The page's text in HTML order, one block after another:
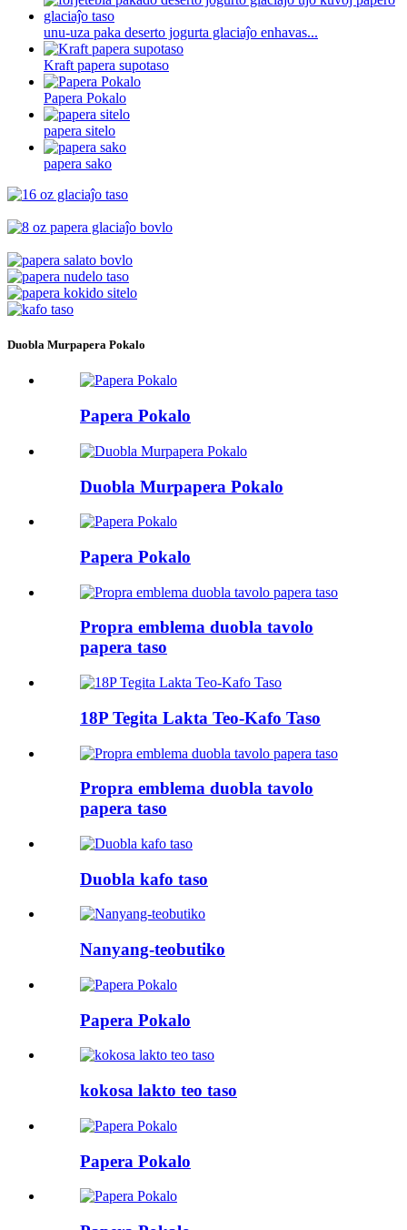
unu-uza paka deserto jogurta glaciaĵo enhavas...
Kraft papera supotaso
Papera Pokalo
papera sitelo
papera sako
Duobla Murpapera Pokalo
Papera Pokalo
Duobla Murpapera Pokalo
Papera Pokalo
Propra emblema duobla tavolo
papera taso
18P Tegita Lakta Teo-Kafo Taso
Propra emblema duobla tavolo
papera taso
Duobla kafo taso
Nanyang-teobutiko
Papera Pokalo
kokosa lakto teo taso
Papera Pokalo